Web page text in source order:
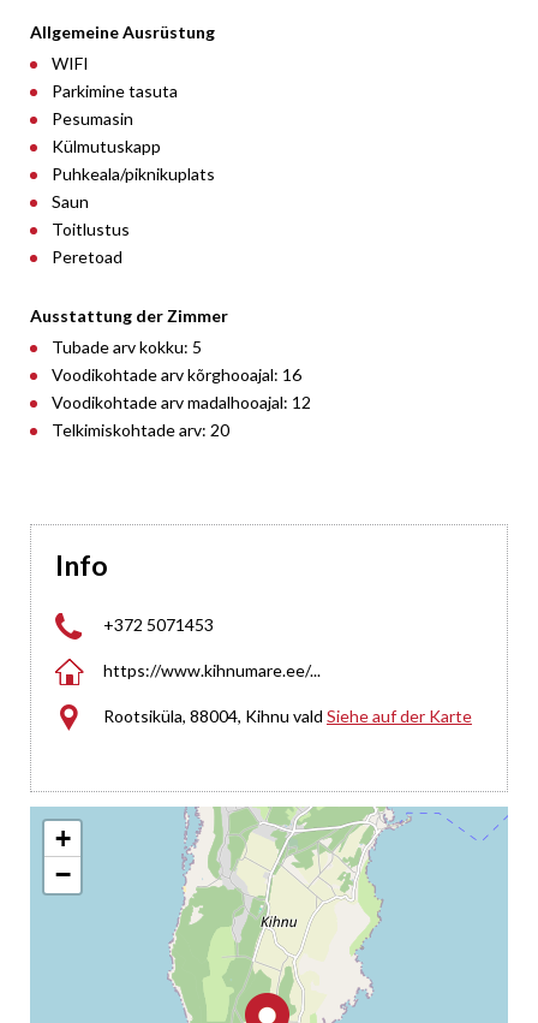
Allgemeine Ausrüstung
WIFI
Parkimine tasuta
Pesumasin
Külmutuskapp
Puhkeala/piknikuplats
Saun
Toitlustus
Peretoad
Ausstattung der Zimmer
Tubade arv kokku: 5
Voodikohtade arv kõrghooajal: 16
Voodikohtade arv madalhooajal: 12
Telkimiskohtade arv: 20
Info
 +372 5071453
 https://www.kihnumare.ee/...
 Rootsiküla, 88004, Kihnu vald Siehe auf der Karte
+
−